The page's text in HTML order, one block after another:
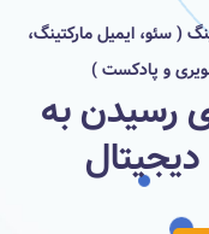
( سئو، ایمیل مارکتینگ،
و پادکست )
رسیدن به